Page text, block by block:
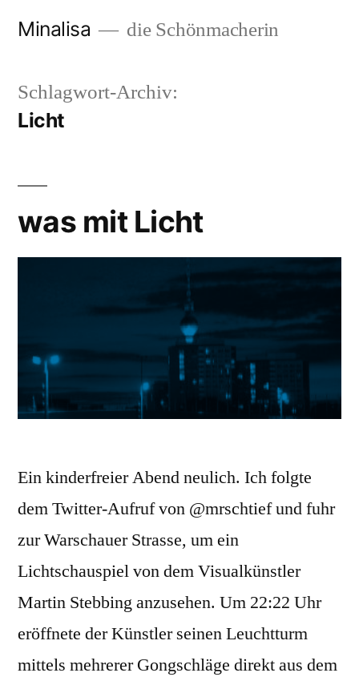
Minalisa die Schönmacherin
Schlagwort-Archiv:
Licht
was mit Licht
Ein kinderfreier Abend neulich. Ich folgte
dem Twitter-Aufruf von @mrschtief und fuhr
zur Warschauer Strasse, um ein
Lichtschauspiel von dem Visualkünstler
Martin Stebbing anzusehen. Um 22:22 Uhr
eröffnete der Künstler seinen Leuchtturm
mittels mehrerer Gongschläge direkt aus dem